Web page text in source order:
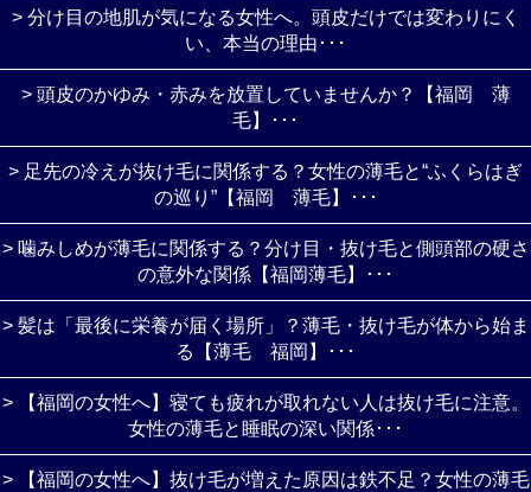
> 分け目の地肌が気になる女性へ。頭皮だけでは変わりにく
い、本当の理由･･･
> 頭皮のかゆみ・赤みを放置していませんか？【福岡 薄
毛】･･･
> 足先の冷えが抜け毛に関係する？女性の薄毛と“ふくらはぎ
の巡り”【福岡 薄毛】･･･
> 噛みしめが薄毛に関係する？分け目・抜け毛と側頭部の硬さ
の意外な関係【福岡薄毛】･･･
> 髪は「最後に栄養が届く場所」？薄毛・抜け毛が体から始ま
る【薄毛 福岡】･･･
> 【福岡の女性へ】寝ても疲れが取れない人は抜け毛に注意。
女性の薄毛と睡眠の深い関係･･･
> 【福岡の女性へ】抜け毛が増えた原因は鉄不足？女性の薄毛